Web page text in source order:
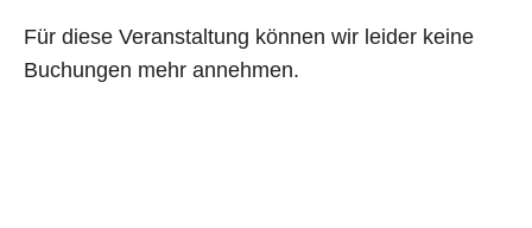
Für diese Veranstaltung können wir leider keine
Buchungen mehr annehmen.